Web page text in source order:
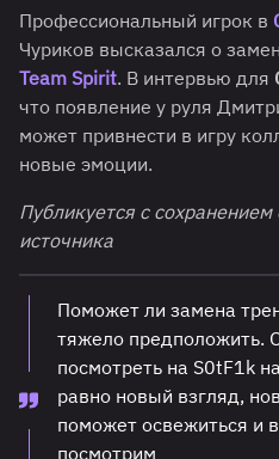
Профессиональный игрок в
Чуриков высказался о
Team Spirit. В интервью для
что появление у руля
может привнести в игру
новые эмоции.
Публикуется с
источника
Поможет ли замена
тяжело предположить.
посмотреть на S0tF1k
равно новый взгляд,
поможет освежиться и
посмотрим